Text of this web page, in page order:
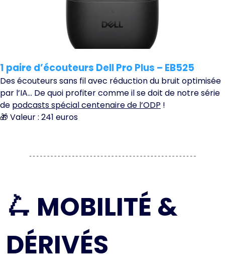
1 paire d’écouteurs Dell Pro Plus – EB525
Des écouteurs sans fil avec réduction du bruit optimisée
par l’IA… De quoi profiter comme il se doit de notre série
de podcasts spécial centenaire de l’ODP !
🎁 Valeur : 241 euros
🛴 MOBILITÉ &
DÉRIVÉS